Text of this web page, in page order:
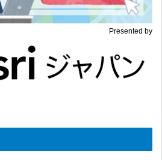
Presented by